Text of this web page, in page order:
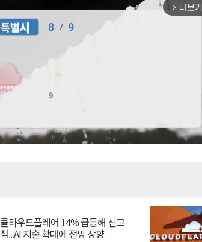
arrow_forward_ios 더보기
클라우드플레어 14% 급등해 신고
점...AI 지출 확대에 전망 상향